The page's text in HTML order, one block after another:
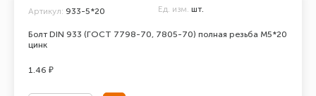
Болт DIN 933 (ГОСТ 7798-70, 7805-70) полная резьба М5*20
цинк
Артикул: 933-5*20 Ед. изм. шт.
1.46 ₽